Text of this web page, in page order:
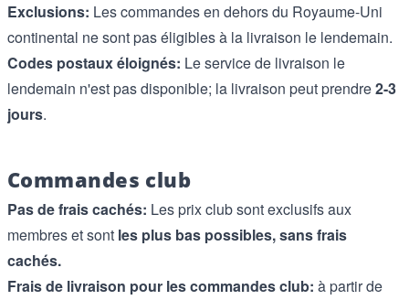
Exclusions: Les commandes en dehors du Royaume-Uni
continental ne sont pas éligibles à la livraison le lendemain.
Codes postaux éloignés: Le service de livraison le
lendemain n'est pas disponible; la livraison peut prendre2-3
jours.
Commandes club
Pas de frais cachés: Les prix club sont exclusifs aux
membres et sont les plus bas possibles, sans frais
cachés.
Frais de livraison pour les commandes club: à partir de